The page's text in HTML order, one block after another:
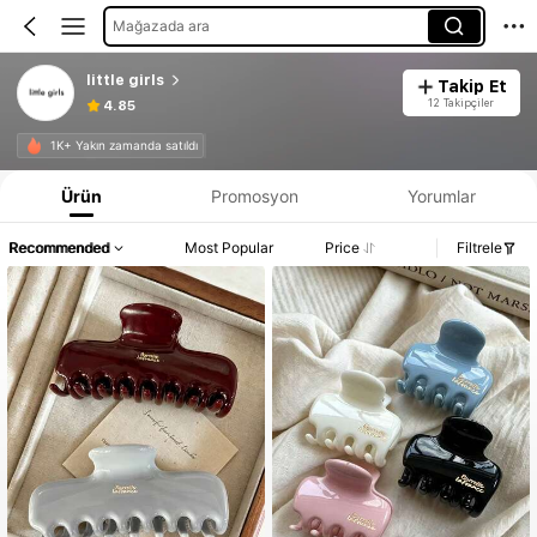
Mağazada ara
little girls
4.85
Takip Et
12 Takipçiler
1K+ Yakın zamanda satıldı
Ürün Promosyon Yorumlar
Recommended Most Popular Price Filtrele